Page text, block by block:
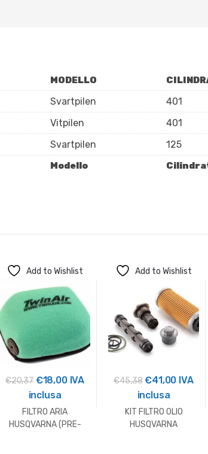
MODELLO
Modello
Svartpilen
401
Vitpilen
401
Svartpilen 125
Add to Wishlist
€20,37 Il
prezzo
originale
era:
€18,00Il
attuale
è:
IVA
inclusa
FILTRO ARIA
HUSQVARNA (PRE-
Add to Wishlist
€45,38 Il
prezzo
originale
era:
€41,00Il
attuale
è:
IVA
inclusa
KIT FILTRO OLIO
HUSQVARNA